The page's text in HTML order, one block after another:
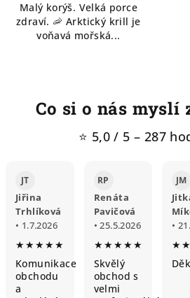
Malý korýš. Velká porce
zdraví. 🦐 Arktický krill je
voňavá mořská...
Co si o nás myslí
⭐ 5,0 / 5 – 287
JT
Jiřina
Trhlíková
• 1.7.2026
★★★★★
Komunikace
obchodu
a
RP
Renáta
Pavičová
• 25.5.2026
★★★★★
Skvělý
obchod s
velmi
JM
•